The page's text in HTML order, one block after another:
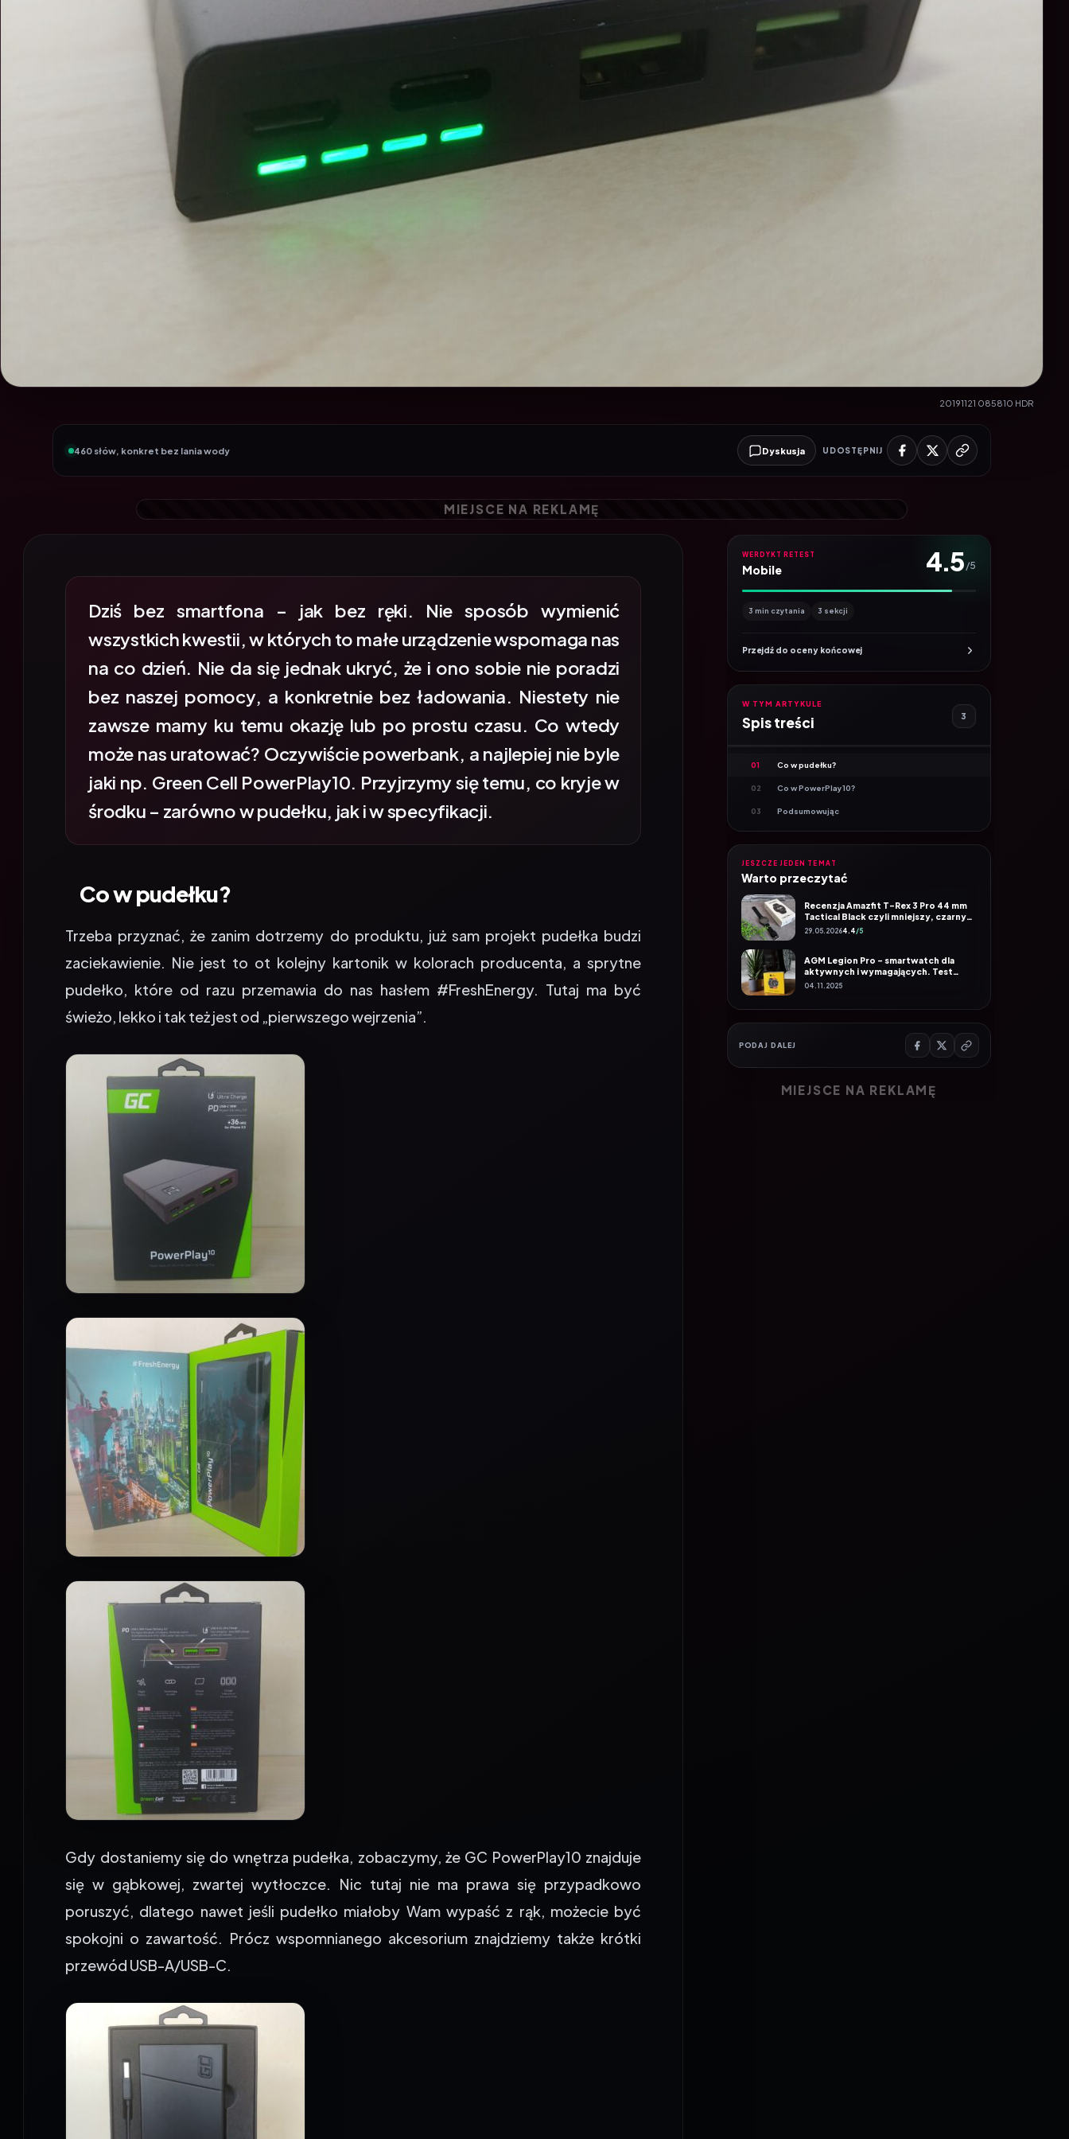
20191121 085810 HDR
460 słów, konkret bez lania wody Dyskusja UDOSTĘPNIJ
wszystkich kwestii, w których to małe urządzenie wspomaga nas
na co dzień. Nie da się jednak ukryć, że i ono sobie nie poradzi
bez naszej pomocy, a konkretnie bez ładowania. Niestety nie
zawsze mamy ku temu okazję lub po prostu czasu. Co wtedy
może nas uratować? Oczywiście powerbank, a najlepiej nie byle
jaki np. Green Cell PowerPlay10. Przyjrzymy się temu, co kryje w
środku – zarówno w pudełku, jak i w specyfikacji.
zaciekawienie. Nie jest to ot kolejny kartonik w kolorach producenta, a sprytne
pudełko, które od razu przemawia do nas hasłem #FreshEnergy. Tutaj ma być
świeżo, lekko i tak też jest od „pierwszego wejrzenia”.
się w gąbkowej, zwartej wytłoczce. Nic tutaj nie ma prawa się przypadkowo
poruszyć, dlatego nawet jeśli pudełko miałoby Wam wypaść z rąk, możecie być
spokojni o zawartość. Prócz wspomnianego akcesorium znajdziemy także krótki
przewód USB-A/USB-C.
WERDYKT RETEST
Mobile 4.5
3 min czytania 3 sekcji
W TYM ARTYKULE
Spis treści
02 Co w PowerPlay10?
03 Podsumowując
JESZCZE JEDEN TEMAT
Warto przeczytać
Recenzja Amazfit T-Rex 3 Pro 44 mm
twardziel
29.05.20264.4/5
zegarka rugged z GPS i ekranem
AMOLED
04.11.2025
PODAJ DALEJ